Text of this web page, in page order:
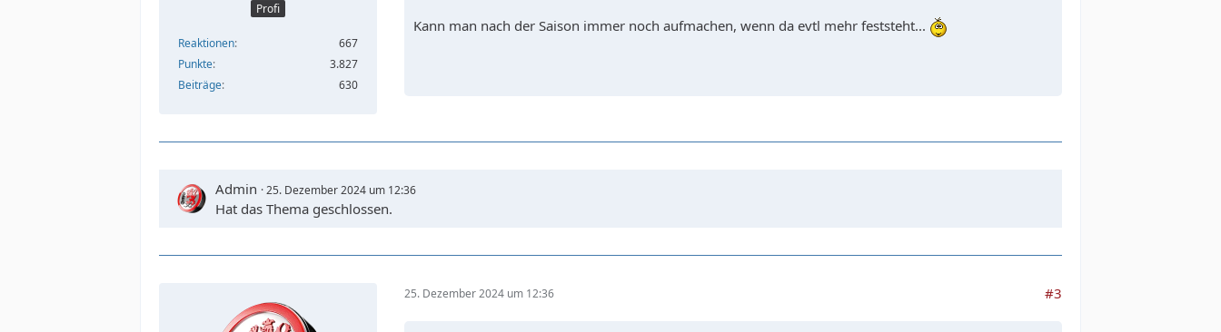
Profi
Reaktionen
667
Punkte
3.827
Beiträge
630
Kann man nach der Saison immer noch aufmachen, wenn da evtl mehr feststeht...
Admin 25. Dezember 2024 um 12:36
Hat das Thema geschlossen.
25. Dezember 2024 um 12:36 #3